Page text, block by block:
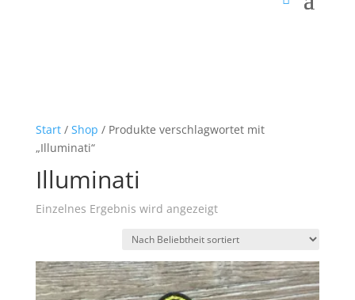
Start/ Shop / Produkte verschlagwortet mit
„Illuminati“
Illuminati
Einzelnes Ergebnis wird angezeigt